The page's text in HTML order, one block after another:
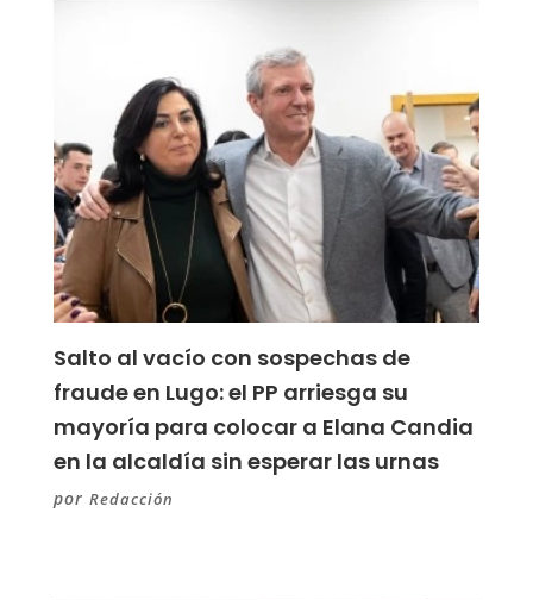
Salto al vacío con sospechas de
fraude en Lugo: el PP arriesga su
mayoría para colocar a Elana Candia
en la alcaldía sin esperar las urnas
por Redacción